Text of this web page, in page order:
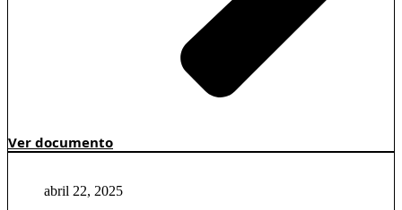
Ver documento
abril 22, 2025